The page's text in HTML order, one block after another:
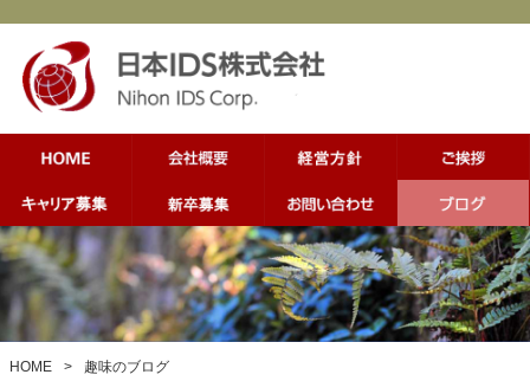
HOME > 趣味のブログ